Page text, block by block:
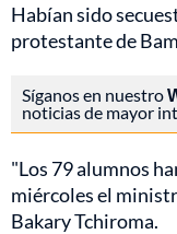
Habían sido
protestante de
Síganos en nuestro
noticias de mayor
"Los 79 alumnos
miércoles el
Bakary Tchiroma.